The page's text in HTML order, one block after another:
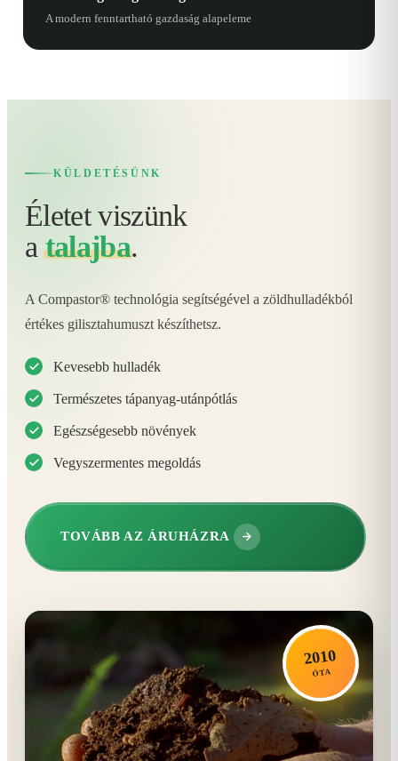
A modern fenntartható gazdaság alapeleme
KÜLDETÉSÜNK
Életet viszünk
atalajba.
A Compastor® technológia segítségével a zöldhulladékból
értékes gilisztahumuszt készíthetsz.
Kevesebb hulladék
Természetes tápanyag-utánpótlás
Egészségesebb növények
Vegyszermentes megoldás
TOVÁBB AZ ÁRUHÁZRA
2010
ÓTA